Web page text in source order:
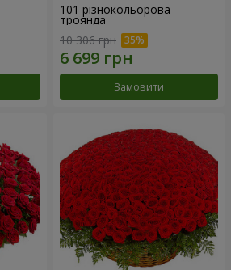
101 різнокольорова
троянда
10 306 грн
Замовити